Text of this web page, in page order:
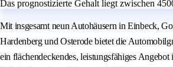
Das prognostizierte Gehalt liegt zwischen
Mit insgesamt neun Autohäusern in Einbeck,
Hardenberg und Osterode bietet die
ein flächendeckendes, leistungsfähiges